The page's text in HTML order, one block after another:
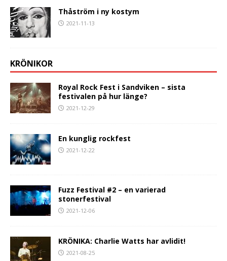
Thåström i ny kostym
2021-11-13
KRÖNIKOR
Royal Rock Fest i Sandviken – sista
festivalen på hur länge?
2021-12-29
En kunglig rockfest
2021-12-22
Fuzz Festival #2 – en varierad
stonerfestival
2021-12-06
KRÖNIKA: Charlie Watts har avlidit!
2021-08-25